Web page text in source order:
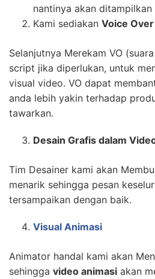
nantinya akan ditampilkan
Kami sediakan Voice
Selanjutnya Merekam VO
script jika diperlukan, untuk
visual video. VO dapat
anda lebih yakin terhadap
tawarkan.
Desain Grafis dalam
Tim Desainer kami akan
menarik sehingga pesan
tersampaikan dengan baik.
Visual Animasi
Animator handal kami akan
sehingga video animasi akan